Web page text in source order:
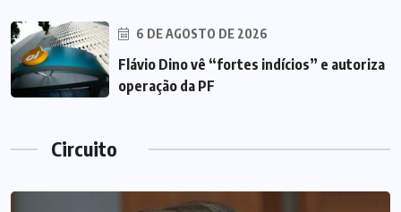
6 DE AGOSTO DE 2026
Flávio Dino vê “fortes indícios” e autoriza
operação da PF
Circuito